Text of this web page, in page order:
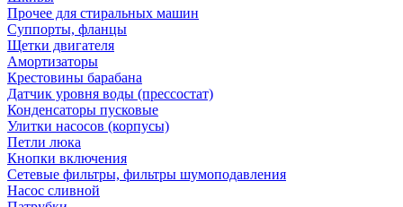
Прочее для стиральных машин
Суппорты, фланцы
Щетки двигателя
Амортизаторы
Крестовины барабана
Датчик уровня воды (прессостат)
Конденсаторы пусковые
Улитки насосов (корпусы)
Петли люка
Кнопки включения
Сетевые фильтры, фильтры шумоподавления
Насос сливной